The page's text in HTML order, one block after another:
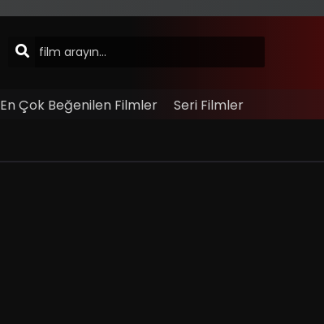
En Çok Beğenilen Filmler Seri Filmler